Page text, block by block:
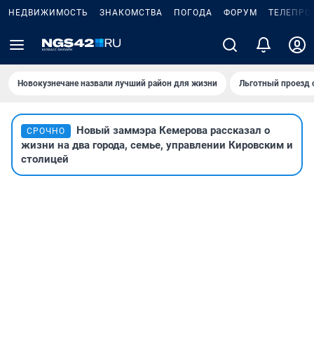
НЕДВИЖИМОСТЬ ЗНАКОМСТВА ПОГОДА ФОРУМ
Новокузнечане назвали лучший район для жизни Льготный проезд
СРОЧНО
Новый заммэра Кемерова рассказал о
жизни на два города, семье, управлении Кировским и
столицей